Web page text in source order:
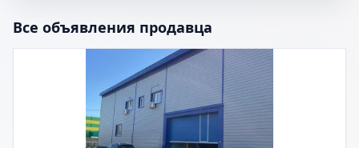
Все объявления продавца